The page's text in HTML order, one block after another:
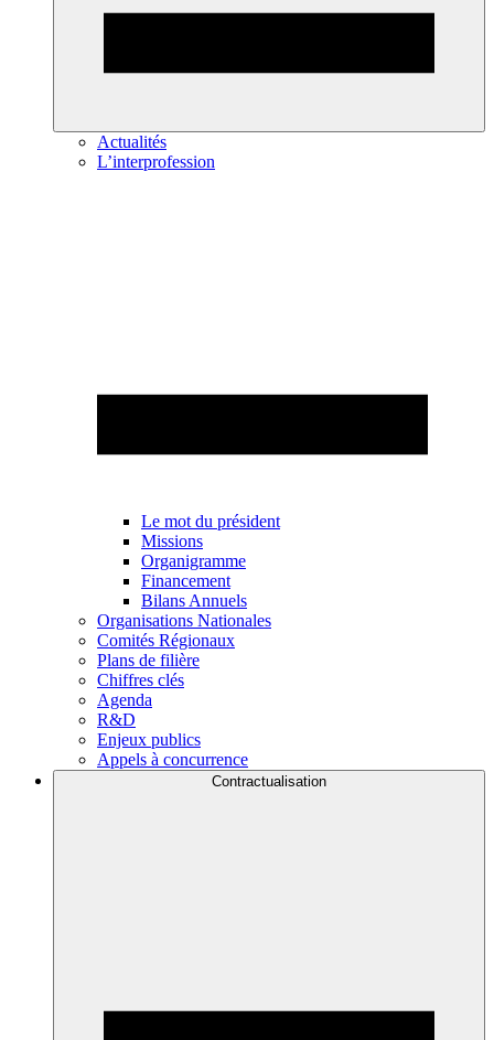
Actualités
L’interprofession
Le mot du président
Missions
Organigramme
Financement
Bilans Annuels
Organisations Nationales
Comités Régionaux
Plans de filière
Chiffres clés
Agenda
R&D
Enjeux publics
Appels à concurrence
Contractualisation